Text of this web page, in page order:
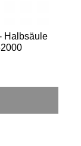
Halbsäule